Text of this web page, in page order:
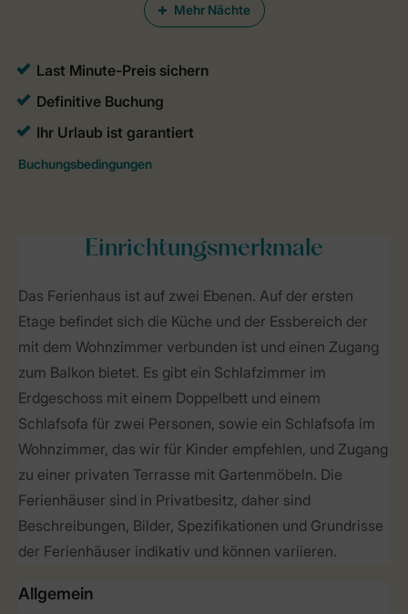
Mehr Nächte
Einrichtungsmerkmale
Das Ferienhaus ist auf zwei Ebenen. Auf der ersten
Etage befindet sich die Küche und der Essbereich der
mit dem Wohnzimmer verbunden ist und einen Zugang
zum Balkon bietet. Es gibt ein Schlafzimmer im
Erdgeschoss mit einem Doppelbett und einem
Schlafsofa für zwei Personen, sowie ein Schlafsofa im
Wohnzimmer, das wir für Kinder empfehlen, und Zugang
zu einer privaten Terrasse mit Gartenmöbeln. Die
Ferienhäuser sind in Privatbesitz, daher sind
Beschreibungen, Bilder, Spezifikationen und Grundrisse
der Ferienhäuser indikativ und können variieren.
Allgemein